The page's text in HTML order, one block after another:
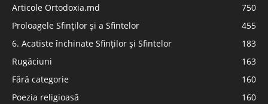
Articole Ortodoxia.md
750
Proloagele Sfinților și a Sfintelor
455
6. Acatiste închinate Sfinților și Sfintelor
183
Rugăciuni
163
Fără categorie
160
Poezia religioasă
160